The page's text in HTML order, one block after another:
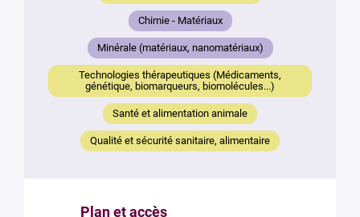
Chimie - Matériaux
Minérale (matériaux, nanomatériaux)
Technologies thérapeutiques (Médicaments,
génétique, biomarqueurs, biomolécules...)
Santé et alimentation animale
Qualité et sécurité sanitaire, alimentaire
Plan et accès